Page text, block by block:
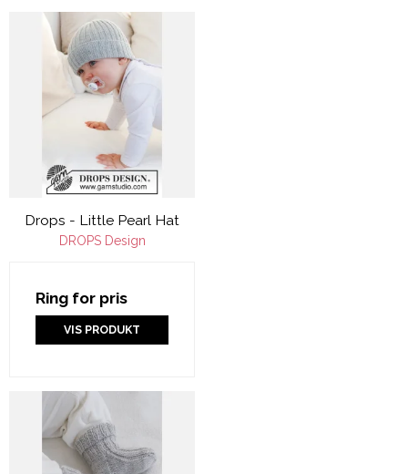
Drops - Little Pearl Hat
DROPS Design
Ring for pris
VIS PRODUKT